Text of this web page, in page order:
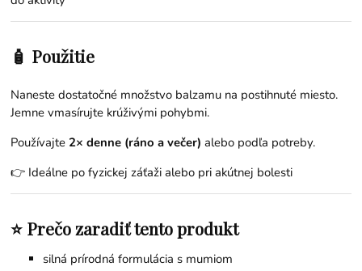
🧴 Použitie
Naneste dostatočné množstvo balzamu na postihnuté miesto.
Jemne vmasírujte krúživými pohybmi.
Používajte 2× denne (ráno a večer) alebo podľa potreby.
👉 Ideálne po fyzickej záťaži alebo pri akútnej bolesti
⭐ Prečo zaradiť tento produkt
silná prírodná formulácia s mumiom